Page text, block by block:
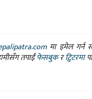
मा इमेल गर्न
तपाईंफेसबुकरट्विटरमा